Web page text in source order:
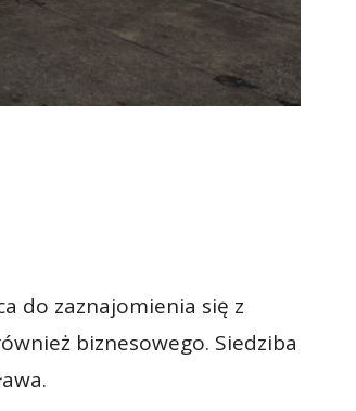
do zaznajomienia się z
biznesowego. Siedziba